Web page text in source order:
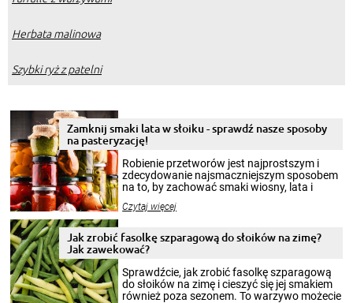
Herbata malinowa
Szybki ryż z patelni
Zamknij smaki lata w słoiku - sprawdź nasze sposoby
na pasteryzację!
Robienie przetworów jest najprostszym i
zdecydowanie najsmaczniejszym sposobem
na to, by zachować smaki wiosny, lata i
krajobrazów, by cieszyć nimi oko w sezonie
pełni poczuć atmosferę cieplejszych
miesięcy. Przygotowanie słoików ze
smakowitą zawartością musi obejmować
patenty, które pozwolą zachować świeżość
przetworów.
Czytaj więcej
Jak zrobić fasolkę szparagową do słoików na zimę?
Jak zawekować?
Sprawdźcie, jak zrobić fasolkę szparagową
do słoików na zimę i cieszyć się jej smakiem
również poza sezonem. To warzywo możecie